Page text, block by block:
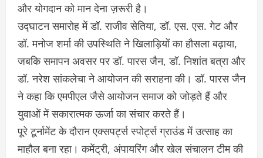
और योगदान को मान देना ज़रूरी है।
उद्घाटन समारोह में डॉ. राजीव सेतिया, डॉ. एस. एस. गेट और
डॉ. मनोज शर्मा की उपस्थिति ने खिलाड़ियों का हौसला बढ़ाया,
जबकि समापन अवसर पर डॉ. पारस जैन, डॉ. निशांत बत्रा और
डॉ. नरेश सांकलेचा ने आयोजन की सराहना की। डॉ. पारस जैन
ने कहा कि एमपीएल जैसे आयोजन समाज को जोड़ते हैं और
युवाओं में सकारात्मक ऊर्जा का संचार करते हैं।
पूरे टूर्नामेंट के दौरान एक्सपर्ट्स स्पोर्ट्स ग्राउंड में उत्साह का
माहौल बना रहा। कमेंट्री, अंपायरिंग और खेल संचालन टीम की